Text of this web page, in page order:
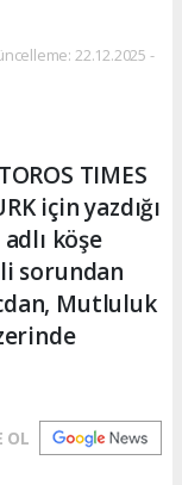
22.12.2025 -
TIMES
için yazdığı
köşe
sorundan
Mutluluk
OL